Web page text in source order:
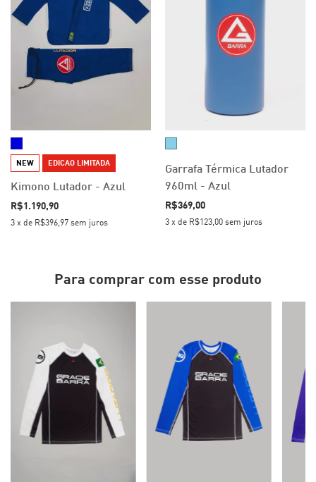
NEW EDICAO LIMITADA
Kimono Lutador - Azul
R$1.190,90
3 x de R$396,97 sem juros
Garrafa Térmica Lutador
960ml - Azul
R$369,00
3 x de R$123,00 sem juros
Para comprar com esse produto